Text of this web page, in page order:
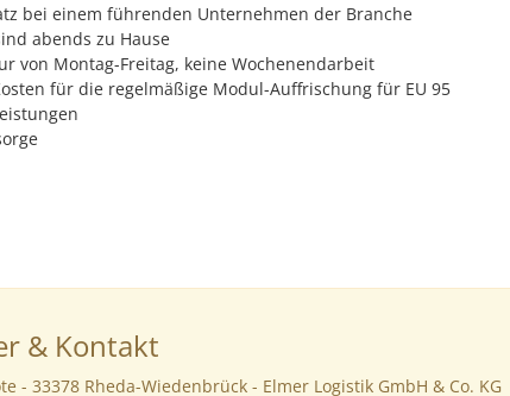
bei einem führenden Unternehmen der Branche
abends zu Hause
von Montag-Freitag, keine Wochenendarbeit
für die regelmäßige Modul-Auffrischung für EU 95
& Kontakt
- 33378 Rheda-Wiedenbrück - Elmer Logistik GmbH & Co. KG